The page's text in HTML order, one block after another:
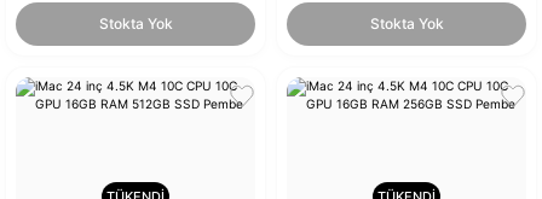
Stokta Yok Stokta Yok